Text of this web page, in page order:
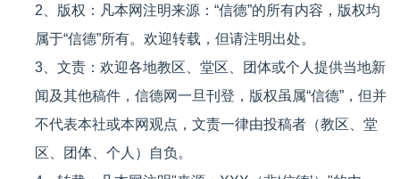
2、版权：凡本网注明来源：“信德”的所有内容，版权均
属于“信德”所有。欢迎转载，但请注明出处。
3、文责：欢迎各地教区、堂区、团体或个人提供当地新
闻及其他稿件，信德网一旦刊登，版权虽属“信德”，但并
不代表本社或本网观点，文责一律由投稿者（教区、堂
区、团体、个人）自负。